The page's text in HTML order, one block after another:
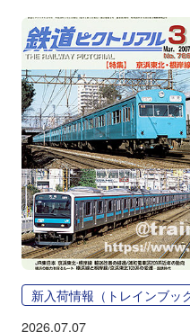
新入荷情報（トレインブッ
2026.07.07